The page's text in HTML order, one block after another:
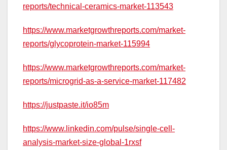
reports/technical-ceramics-market-113543
https://www.marketgrowthreports.com/market-
reports/glycoprotein-market-115994
https://www.marketgrowthreports.com/market-
reports/microgrid-as-a-service-market-117482
https://justpaste.it/io85m
https://www.linkedin.com/pulse/single-cell-
analysis-market-size-global-1rxsf